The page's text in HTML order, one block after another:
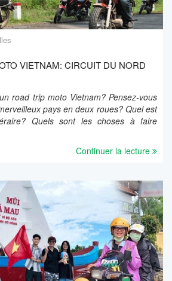
VIETNAM: CIRCUIT DU NORD
road trip moto Vietnam? Pensez-vous
pays en deux roues? Quel est
Quels sont les choses à faire
Continuer la lecture